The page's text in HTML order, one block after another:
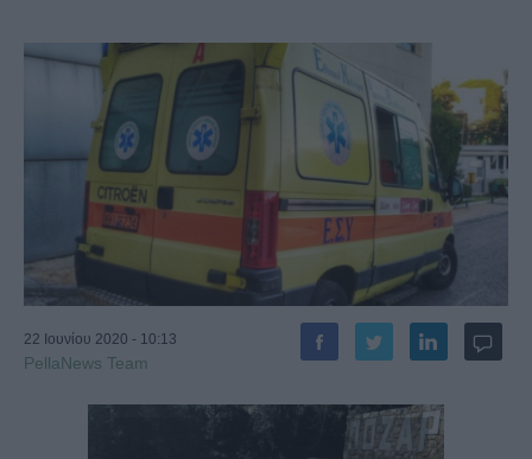
22 Ιουνίου 2020 - 10:13
PellaNews Team